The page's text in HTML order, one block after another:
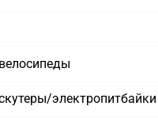
электропитбайки